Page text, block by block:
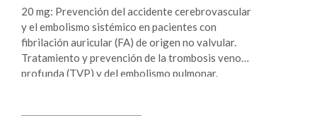
20 mg: Prevención del accidente cerebrovascular
y el embolismo sistémico en pacientes con
fibrilación auricular (FA) de origen no valvular.
Tratamiento y prevención de la trombosis venosa
profunda (TVP) y del embolismo pulmonar.